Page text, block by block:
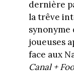
dernière
la trêve
synonyme
joueuses
face aux
Canal +